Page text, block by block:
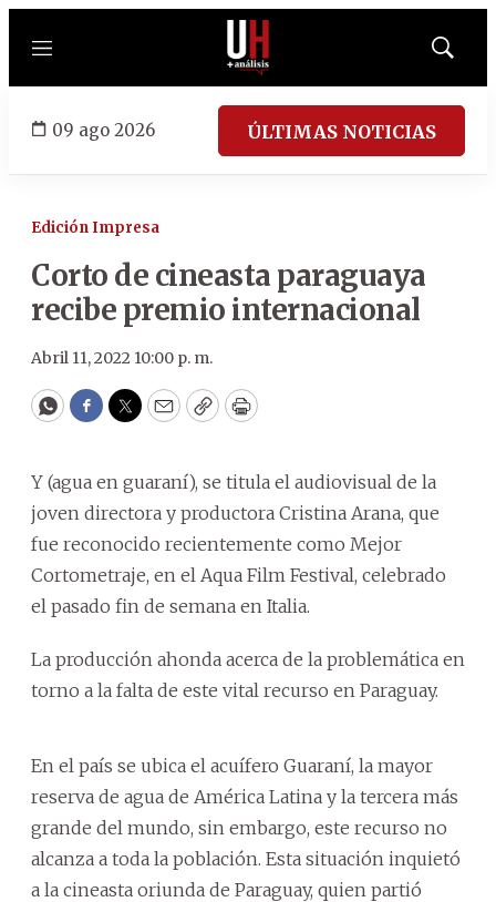
Menú
Mostrar
09 ago 2026 ÚLTIMAS NOTICIAS
Edición Impresa
Corto de cineasta paraguaya
recibe premio internacional
Abril 11, 2022 10:00 p. m.
WhatsApp
Facebook
Twitter
EmailCopyPrint
Y (agua en guaraní), se titula el audiovisual de la
joven directora y productora Cristina Arana, que
fue reconocido recientemente como Mejor
Cortometraje, en el Aqua Film Festival, celebrado
el pasado fin de semana en Italia.
La producción ahonda acerca de la problemática en
torno a la falta de este vital recurso en Paraguay.
En el país se ubica el acuífero Guaraní, la mayor
reserva de agua de América Latina y la tercera más
grande del mundo, sin embargo, este recurso no
alcanza a toda la población. Esta situación inquietó
a la cineasta oriunda de Paraguay, quien partió